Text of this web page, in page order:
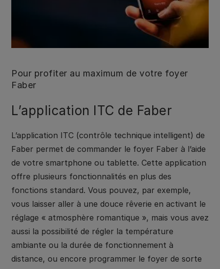
Pour profiter au maximum de votre foyer
Faber
L’application ITC de Faber
L’application ITC (contrôle technique intelligent) de
Faber permet de commander le foyer Faber à l’aide
de votre smartphone ou tablette. Cette application
offre plusieurs fonctionnalités en plus des
fonctions standard. Vous pouvez, par exemple,
vous laisser aller à une douce rêverie en activant le
réglage « atmosphère romantique », mais vous avez
aussi la possibilité de régler la température
ambiante ou la durée de fonctionnement à
distance, ou encore programmer le foyer de sorte